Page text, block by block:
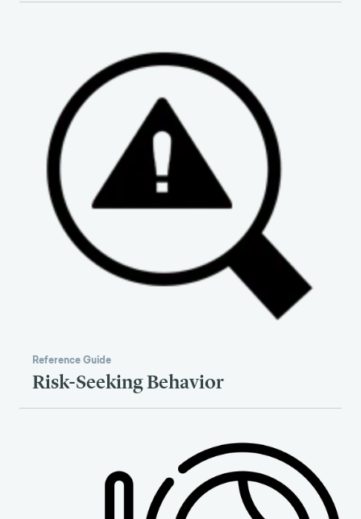
Reference Guide
Risk-Seeking Behavior